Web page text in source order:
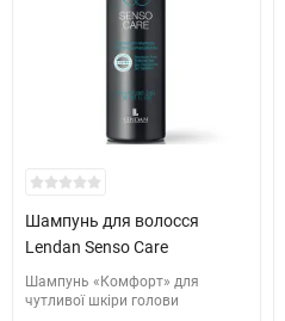
Шампунь для волосся
Lendan Senso Care
Шампунь «Комфорт» для
чутливої шкіри голови